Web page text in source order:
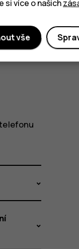
si více o našich
vše